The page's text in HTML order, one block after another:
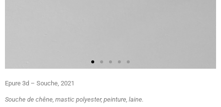
Epure 3d – Souche, 2021
Souche de chêne, mastic polyester, peinture, laine.